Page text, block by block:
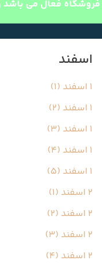
فروشگاه فعال می باشد
اسفند
1 اسفند (1)
1 اسفند (2)
1 اسفند (3)
1 اسفند (4)
1 اسفند (5)
2 اسفند (1)
2 اسفند (2)
2 اسفند (3)
2 اسفند (4)